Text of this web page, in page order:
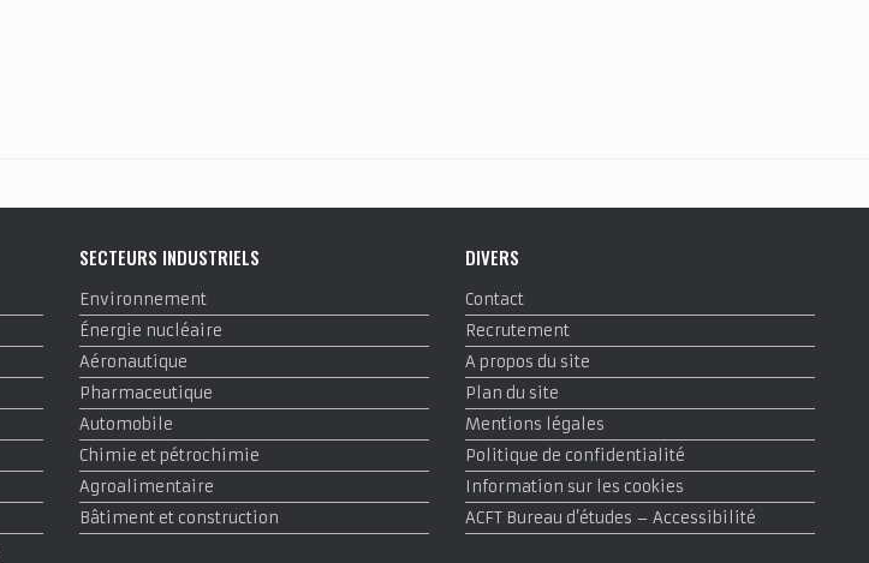
SECTEURS INDUSTRIELS
Environnement
Énergie nucléaire
Aéronautique
Pharmaceutique
Automobile
Chimie et pétrochimie
Agroalimentaire
Bâtiment et construction
DIVERS
Contact
Recrutement
A propos du site
Plan du site
Mentions légales
Politique de confidentialité
Information sur les cookies
ACFT Bureau d’études – Accessibilité